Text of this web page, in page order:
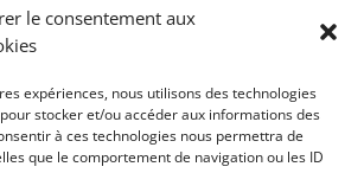
le consentement aux
expériences, nous utilisons des technologies
stocker et/ou accéder aux informations des
à ces technologies nous permettra de
que le comportement de navigation ou les ID